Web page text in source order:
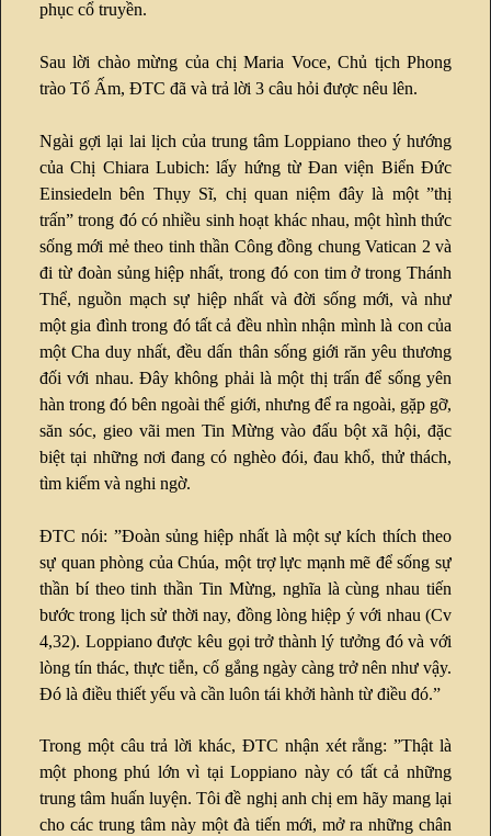
phục cổ truyền.
Sau lời chào mừng của chị Maria Voce, Chủ tịch Phong
trào Tổ Ấm, ĐTC đã và trả lời 3 câu hỏi được nêu lên.
Ngài gợi lại lai lịch của trung tâm Loppiano theo ý hướng
của Chị Chiara Lubich: lấy hứng từ Đan viện Biển Đức
Einsiedeln bên Thụy Sĩ, chị quan niệm đây là một ”thị
trấn” trong đó có nhiều sinh hoạt khác nhau, một hình thức
sống mới mẻ theo tinh thần Công đồng chung Vatican 2 và
đi từ đoàn sủng hiệp nhất, trong đó con tim ở trong Thánh
Thể, nguồn mạch sự hiệp nhất và đời sống mới, và như
một gia đình trong đó tất cả đều nhìn nhận mình là con của
một Cha duy nhất, đều dấn thân sống giới răn yêu thương
đối với nhau. Đây không phải là một thị trấn để sống yên
hàn trong đó bên ngoài thế giới, nhưng để ra ngoài, gặp gỡ,
săn sóc, gieo vãi men Tin Mừng vào đấu bột xã hội, đặc
biệt tại những nơi đang có nghèo đói, đau khổ, thử thách,
tìm kiếm và nghi ngờ.
ĐTC nói: ”Đoàn sủng hiệp nhất là một sự kích thích theo
sự quan phòng của Chúa, một trợ lực mạnh mẽ để sống sự
thần bí theo tinh thần Tin Mừng, nghĩa là cùng nhau tiến
bước trong lịch sử thời nay, đồng lòng hiệp ý với nhau (Cv
4,32). Loppiano được kêu gọi trở thành lý tưởng đó và với
lòng tín thác, thực tiễn, cố gắng ngày càng trở nên như vậy.
Đó là điều thiết yếu và cần luôn tái khởi hành từ điều đó.”
Trong một câu trả lời khác, ĐTC nhận xét rằng: ”Thật là
một phong phú lớn vì tại Loppiano này có tất cả những
trung tâm huấn luyện. Tôi đề nghị anh chị em hãy mang lại
cho các trung tâm này một đà tiến mới, mở ra những chân